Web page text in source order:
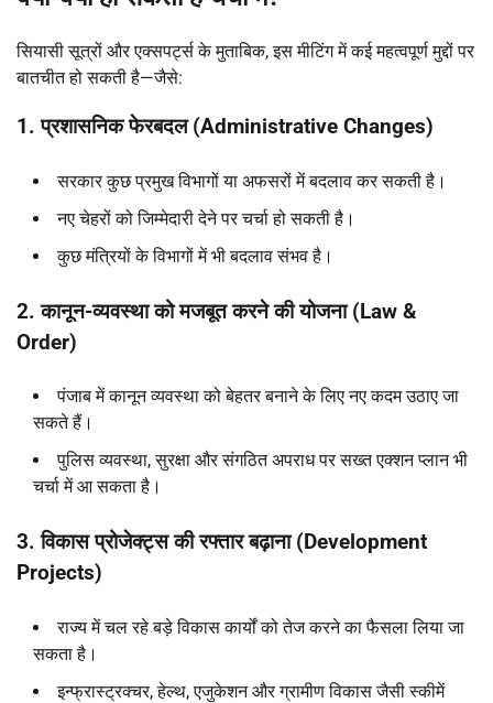
सियासी सूत्रों और एक्सपर्ट्स के मुताबिक, इस मीटिंग में कई महत्वपूर्ण मुद्दों पर
बातचीत हो सकती है—जैसे:
1.प्रशासनिक फेरबदल (Administrative Changes)
सरकार कुछ प्रमुख विभागों या अफसरों में बदलाव कर सकती है।
नए चेहरों को जिम्मेदारी देने पर चर्चा हो सकती है।
कुछ मंत्रियों के विभागों में भी बदलाव संभव है।
2.कानून-व्यवस्था को मजबूत करने की योजना (Law &
Order)
पंजाब में कानून व्यवस्था को बेहतर बनाने के लिए नए कदम उठाए जा
सकते हैं।
पुलिस व्यवस्था, सुरक्षा और संगठित अपराध पर सख्त एक्शन प्लान भी
चर्चा में आ सकता है।
3.विकास प्रोजेक्ट्स की रफ्तार बढ़ाना (Development
Projects)
राज्य में चल रहे बड़े विकास कार्यों को तेज करने का फैसला लिया जा
सकता है।
इन्फ्रास्ट्रक्चर, हेल्थ, एजुकेशन और ग्रामीण विकास जैसी स्कीमें